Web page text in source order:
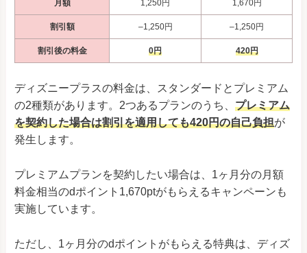
月額 1,250円 1,670円
割引額 –1,250円 –1,250円
割引後の料金 0円 420円
ディズニープラスの料金は、スタンダードとプレミアム
の2種類があります。2つあるプランのうち、 プレミアム
を契約した場合は割引を適用しても420円の自己負担が
発生します。
プレミアムプランを契約したい場合は、1ヶ月分の月額
料金相当のdポイント1,670ptがもらえるキャンペーンも
実施しています。
ただし、1ヶ月分のdポイントがもらえる特典は、ディズ